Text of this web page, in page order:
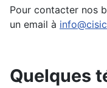
Pour contacter nos
un email à
Quelques